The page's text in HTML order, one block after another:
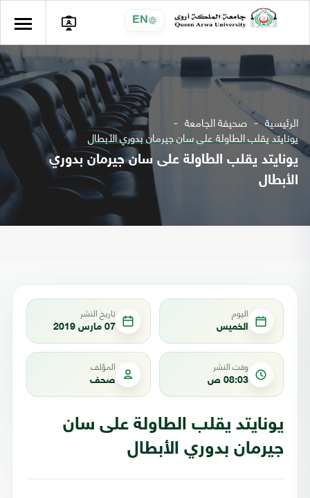
EN
الرئيسية صحيفة الجامعة
يونايتد يقلب الطاولة على سان جيرمان بدوري الأبطال
يونايتد يقلب الطاولة على سان جيرمان بدوري
الأبطال
اليوم
الخميس
تاريخ النشر
07 مارس 2019
وقت النشر
08:03 ص
المؤلف
صحف
يونايتد يقلب الطاولة على سان
جيرمان بدوري الأبطال